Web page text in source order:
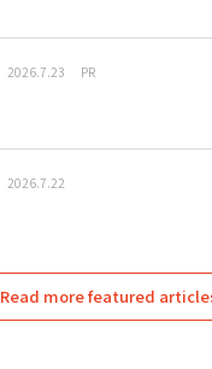
2026.7.23 PR
2026.7.22
Read more featured